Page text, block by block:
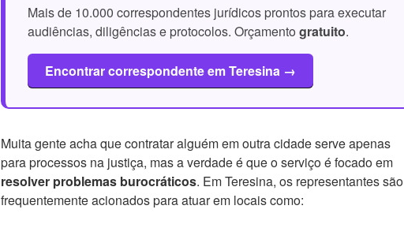
Mais de 10.000 correspondentes jurídicos prontos para executar
audiências, diligências e protocolos. Orçamento gratuito.
Encontrar correspondente em Teresina →
Muita gente acha que contratar alguém em outra cidade serve apenas
para processos na justiça, mas a verdade é que o serviço é focado em
resolver problemas burocráticos. Em Teresina, os representantes são
frequentemente acionados para atuar em locais como: